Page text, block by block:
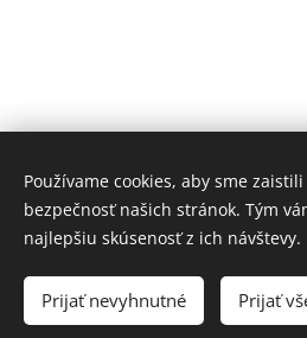
Používame cookies, aby sme
bezpečnosť našich stránok. Tým
najlepšiu skúsenosť z ich návštevy.
Prijať nevyhnutné Prijať